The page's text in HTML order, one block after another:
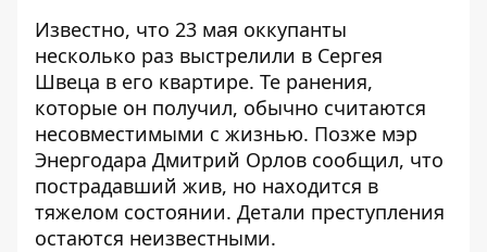
Известно, что 23 мая оккупанты
несколько раз выстрелили в Сергея
Швеца в его квартире. Те ранения,
которые он получил, обычно считаются
несовместимыми с жизнью. Позже мэр
Энергодара Дмитрий Орлов сообщил, что
пострадавший жив, но находится в
тяжелом состоянии. Детали преступления
остаются неизвестными.